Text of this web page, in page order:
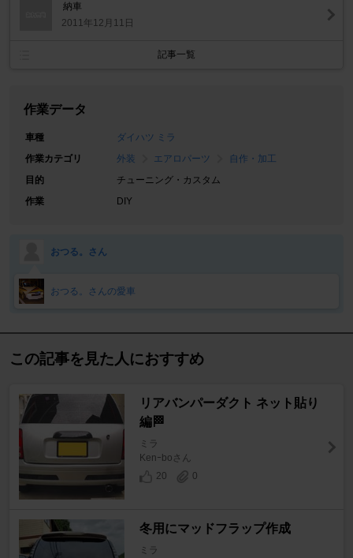
納車
2011年12月11日
記事一覧
作業データ
車種
ダイハツ ミラ
作業カテゴリ
外装 エアロパーツ
自作・加工
目的
チューニング・カスタム
作業
DIY
おつる。さん
おつる。さんの愛車
この記事を見た人におすすめ
リアバンパーダクト ネット貼り
編🏁
ミラ
Kenｰboさん
20
0
冬用にマッドフラップ作成
ミラ